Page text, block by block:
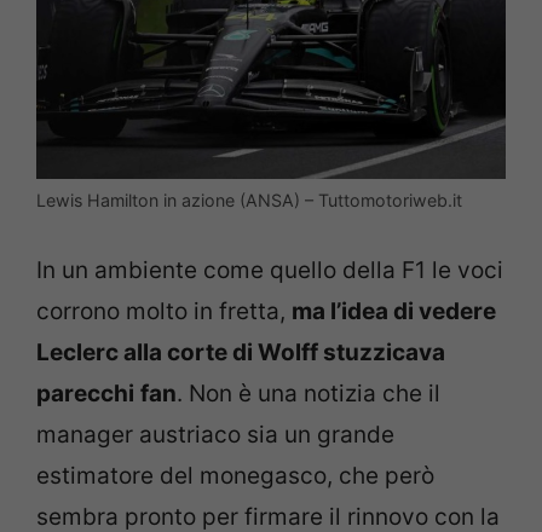
Lewis Hamilton in azione (ANSA) – Tuttomotoriweb.it
In un ambiente come quello della F1 le voci
corrono molto in fretta, ma l’idea di vedere
Leclerc alla corte di Wolff stuzzicava
parecchi fan. Non è una notizia che il
manager austriaco sia un grande
estimatore del monegasco, che però
sembra pronto per firmare il rinnovo con la